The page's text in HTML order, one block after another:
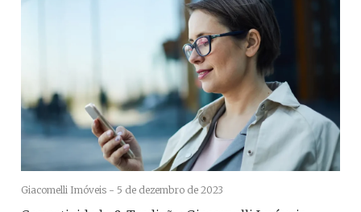
Giacomelli Imóveis - 5 de dezembro de 2023